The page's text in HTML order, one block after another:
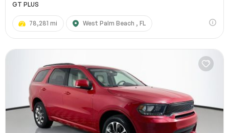
GT PLUS
78,281 mi West Palm Beach , FL